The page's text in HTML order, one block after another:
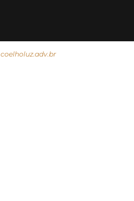
coelholuz.adv.br